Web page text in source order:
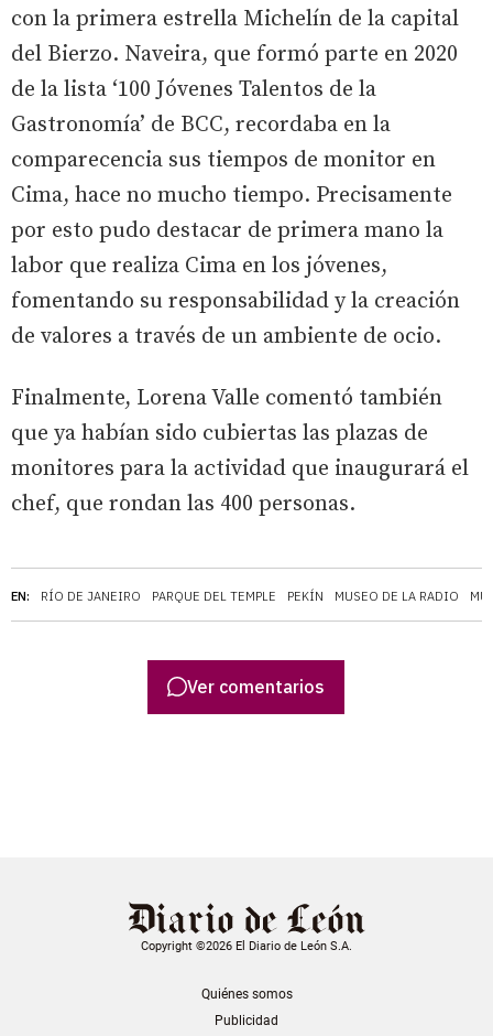
EN: RÍO DE JANEIRO PARQUE DEL TEMPLE PEKÍN MUSEO DE LA RADIO
con la primera estrella Michelín de la capital
del Bierzo. Naveira, que formó parte en 2020
de la lista ‘100 Jóvenes Talentos de la
Gastronomía’ de BCC, recordaba en la
comparecencia sus tiempos de monitor en
Cima, hace no mucho tiempo. Precisamente
por esto pudo destacar de primera mano la
labor que realiza Cima en los jóvenes,
fomentando su responsabilidad y la creación
de valores a través de un ambiente de ocio.
Finalmente, Lorena Valle comentó también
que ya habían sido cubiertas las plazas de
monitores para la actividad que inaugurará el
chef, que rondan las 400 personas.
Ver comentarios
Copyright ©2026 El Diario de León S.A.
Quiénes somos
Publicidad